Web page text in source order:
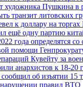
художника Пушкина в
транзит литовских
к доллару на
ещё одну партию
года определятся
помощи
Кувейту за
анархистов к 18-
об изъятии 15
правил ВТО